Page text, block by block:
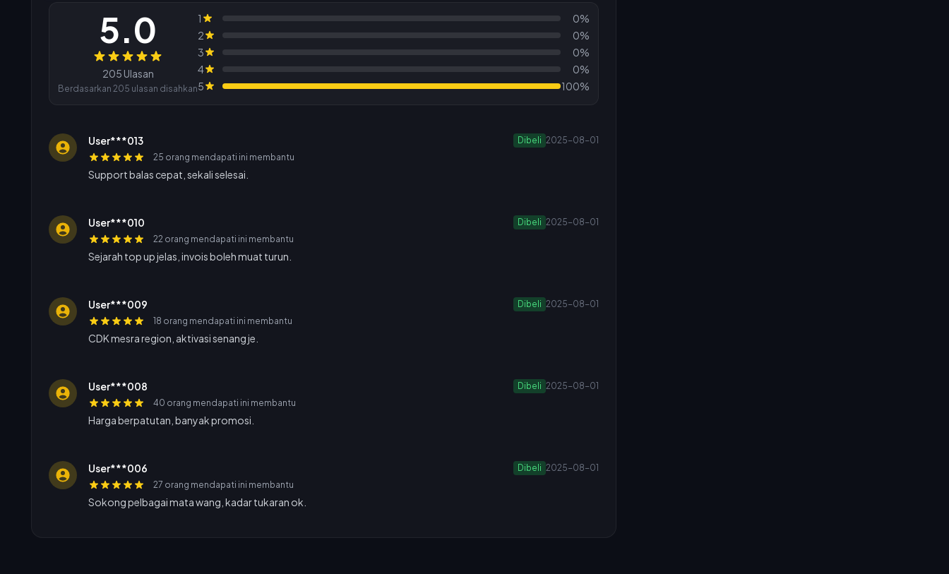
5.0
205 Ulasan
Berdasarkan 205 ulasan disahkan
1
0%
2
0%
3
0%
4
0%
5
100%
User***013 Dibeli 2025-08-01
25 orang mendapati ini membantu
Support balas cepat, sekali selesai.
User***010 Dibeli 2025-08-01
22 orang mendapati ini membantu
Sejarah top up jelas, invois boleh muat turun.
User***009 Dibeli 2025-08-01
18 orang mendapati ini membantu
CDK mesra region, aktivasi senang je.
User***008 Dibeli 2025-08-01
40 orang mendapati ini membantu
Harga berpatutan, banyak promosi.
User***006 Dibeli 2025-08-01
27 orang mendapati ini membantu
Sokong pelbagai mata wang, kadar tukaran ok.